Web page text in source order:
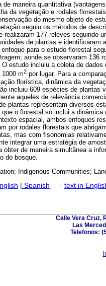
de maneira quantitativa
da vegetação e rodales
do mesmo objeto de
seguiu os métodos de
realizaram 177 releves seguindo
de plantas e identificaram
para o estudo florestal
aonde se observaram 136
estudo incluiu a coleta de dados
1000 m2 por lugar. Para a
florística, dinâmica da
incluiu 609 espécies de plantas
aqueles de relevância
plantas representam diversos
o florestal só inclui a dinâmica
espacial, ambos enfoques
por rodales florestais que
mas com fisonomias
integrar uma estratégia de
obter de maneira simultânea a
do bosque.
Indigenous Communities;
Spanish · text in
Calle Vera Cruz,
Las
Telefonos: